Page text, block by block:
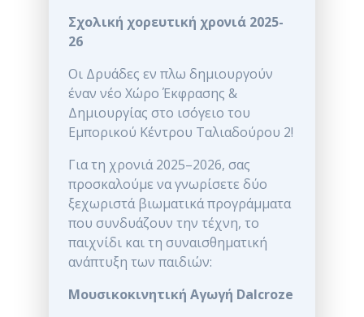
Σχολική χορευτική χρονιά 2025-
26
Οι Δρυάδες εν πλω δημιουργούν
έναν νέο Χώρο Έκφρασης &
Δημιουργίας στο ισόγειο του
Εμπορικού Κέντρου Ταλιαδούρου 2!
Για τη χρονιά 2025–2026, σας
προσκαλούμε να γνωρίσετε δύο
ξεχωριστά βιωματικά προγράμματα
που συνδυάζουν την τέχνη, το
παιχνίδι και τη συναισθηματική
ανάπτυξη των παιδιών:
Μουσικοκινητική Αγωγή Dalcroze